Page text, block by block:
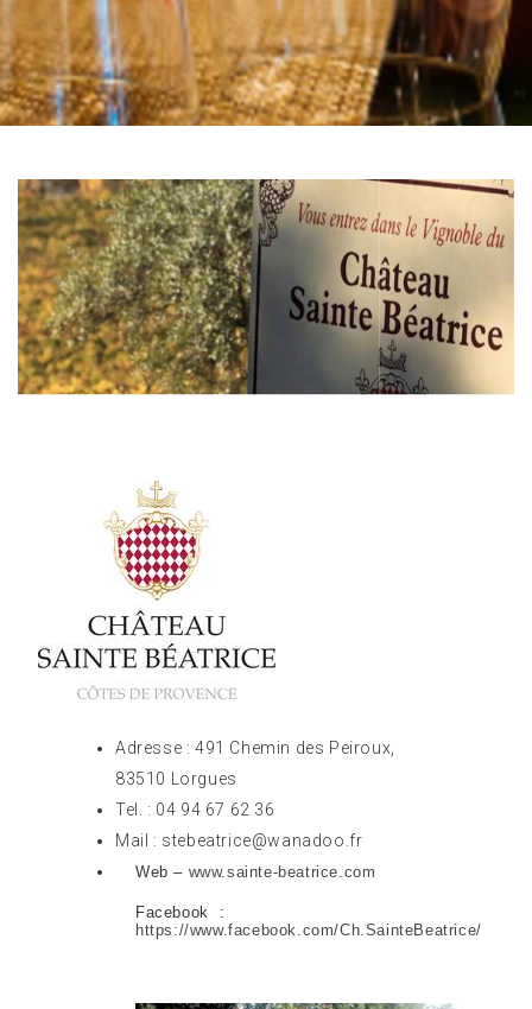
Adresse : 491 Chemin des Peiroux,
83510 Lorgues
Tel. : 04 94 67 62 36
Mail : stebeatrice@wanadoo.fr
Web – www.sainte-beatrice.com
Facebook :
https://www.facebook.com/Ch.SainteBeatrice/